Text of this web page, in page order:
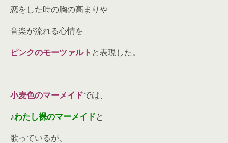
恋をした時の胸の高まりや
音楽が流れる心情を
ピンクのモーツァルト と表現した。
小麦色のマーメイドでは、
♪わたし裸のマーメイドと
歌っているが、